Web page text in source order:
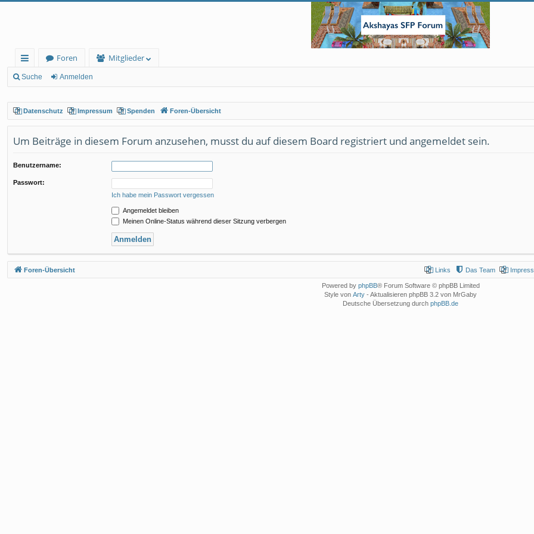
ch
llz
f
Foren
Mitglieder
Suche Anmelden
Datenschutz Impressum Spenden Foren-Übersicht
Um Beiträge in diesem Forum anzusehen, musst du auf diesem Board registriert und angemeldet sein.
Benutzername:
Passwort:
Ich habe mein Passwort vergessen
Angemeldet bleiben
Meinen Online-Status während dieser Sitzung verbergen
Foren-Übersicht Das Team
Links
Powered by phpBB® Forum Software © phpBB Limited
Style von Arty - Aktualisieren phpBB 3.2 von MrGaby
Deutsche Übersetzung durch phpBB.de